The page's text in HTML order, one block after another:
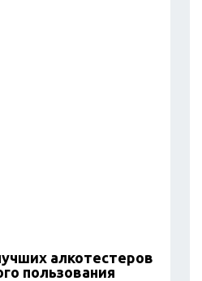
алкотестеров
пользования